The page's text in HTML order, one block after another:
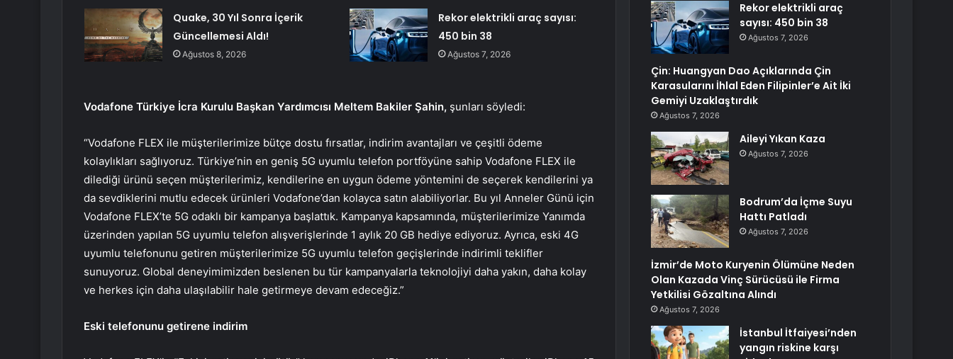
Quake, 30 Yıl Sonra İçerik
Güncellemesi Aldı!
Ağustos 8, 2026
Rekor elektrikli araç sayısı:
450 bin 38
Ağustos 7, 2026
Vodafone Türkiye İcra Kurulu Başkan Yardımcısı Meltem Bakiler Şahin, şunları söyledi:
“Vodafone FLEX ile müşterilerimize bütçe dostu fırsatlar, indirim avantajları ve çeşitli ödeme
kolaylıkları sağlıyoruz. Türkiye’nin en geniş 5G uyumlu telefon portföyüne sahip Vodafone FLEX ile
dilediği ürünü seçen müşterilerimiz, kendilerine en uygun ödeme yöntemini de seçerek kendilerini ya
da sevdiklerini mutlu edecek ürünleri Vodafone’dan kolayca satın alabiliyorlar. Bu yıl Anneler Günü için
Vodafone FLEX’te 5G odaklı bir kampanya başlattık. Kampanya kapsamında, müşterilerimize Yanımda
üzerinden yapılan 5G uyumlu telefon alışverişlerinde 1 aylık 20 GB hediye ediyoruz. Ayrıca, eski 4G
uyumlu telefonunu getiren müşterilerimize 5G uyumlu telefon geçişlerinde indirimli teklifler
sunuyoruz. Global deneyimimizden beslenen bu tür kampanyalarla teknolojiyi daha yakın, daha kolay
ve herkes için daha ulaşılabilir hale getirmeye devam edeceğiz.”
Eski telefonunu getirene indirim
Rekor elektrikli araç
sayısı: 450 bin 38
Ağustos 7, 2026
Çin: Huangyan Dao Açıklarında Çin
Karasularını İhlal Eden Filipinler’e Ait İki
Gemiyi Uzaklaştırdık
Ağustos 7, 2026
Aileyi Yıkan Kaza
Ağustos 7, 2026
Bodrum’da İçme Suyu
Hattı Patladı
Ağustos 7, 2026
İzmir’de Moto Kuryenin Ölümüne Neden
Olan Kazada Vinç Sürücüsü ile Firma
Yetkilisi Gözaltına Alındı
Ağustos 7, 2026
İstanbul İtfaiyesi’nden
yangın riskine karşı